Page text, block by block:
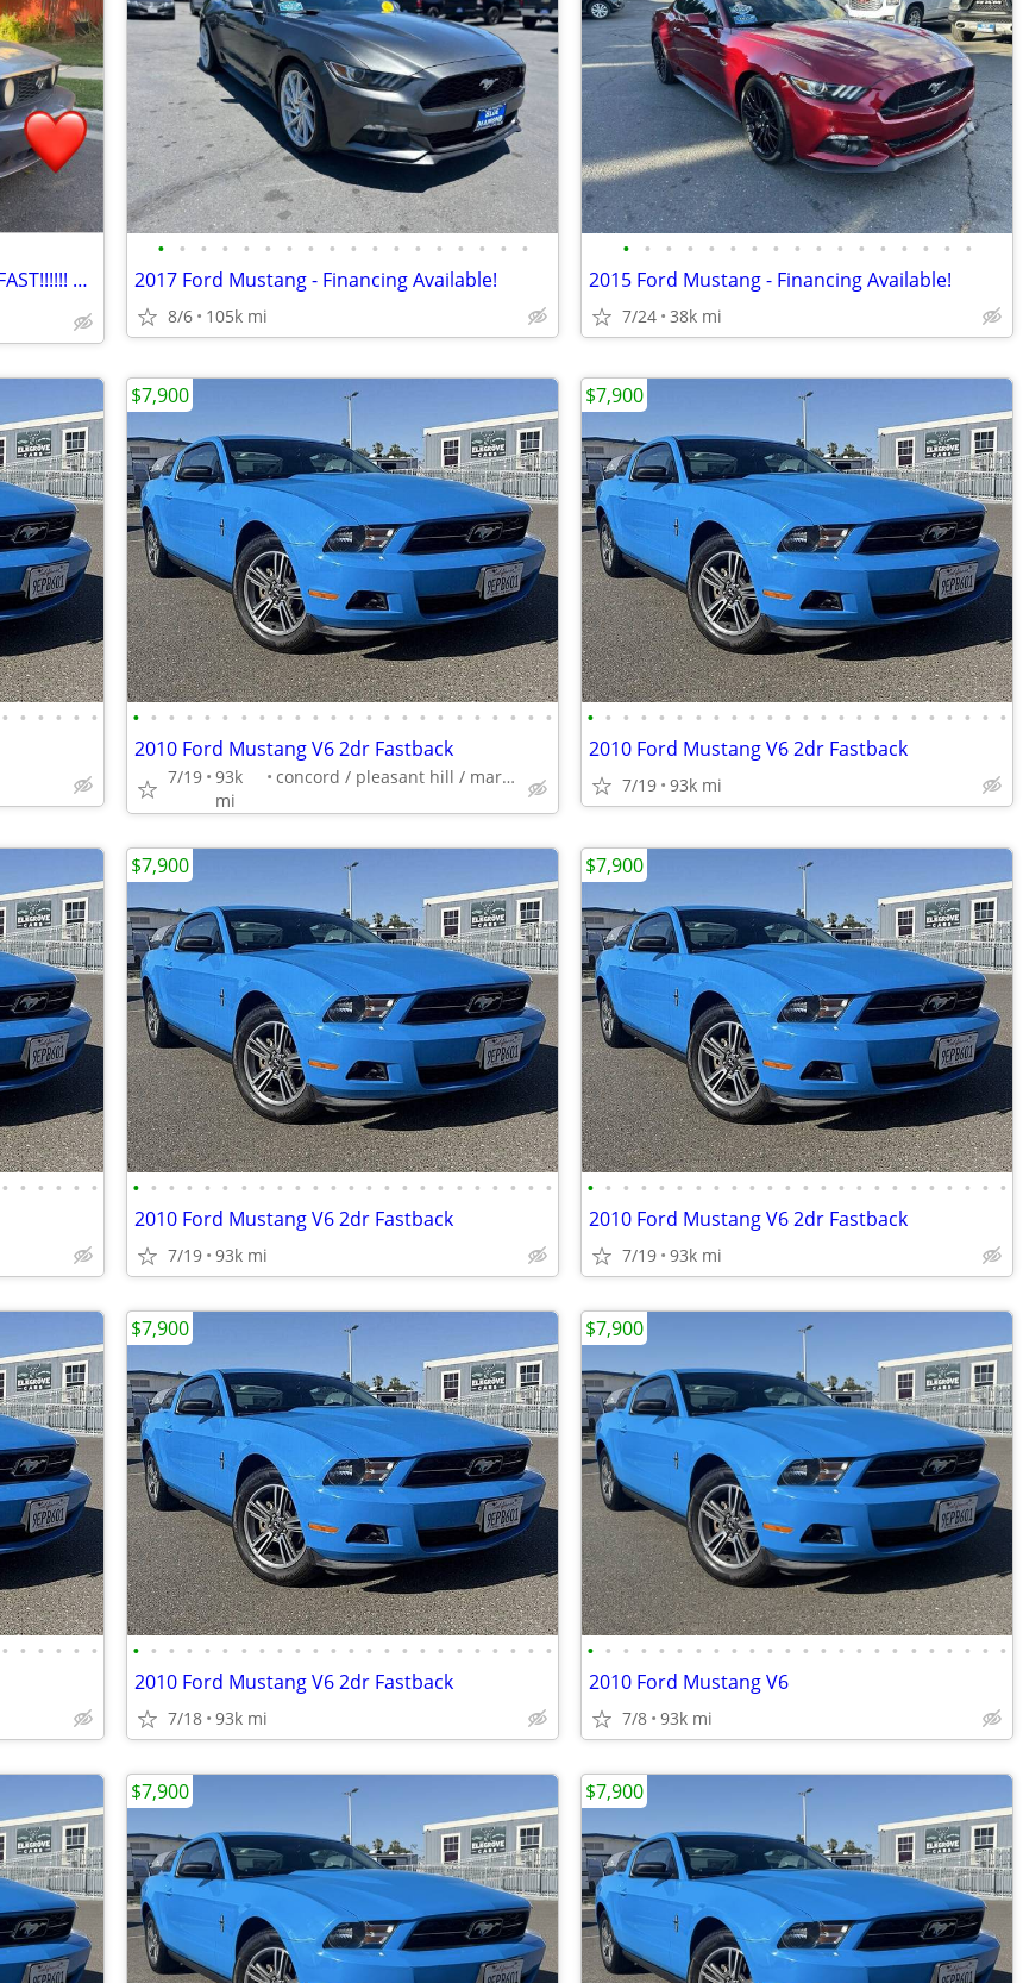
2006 Ford Mustang GT *🇺🇸❤️V8!!! FAST!!!!!! Clean!!!!!
• • • • • • • • • • • • • • • • • •
2017 Ford Mustang - Financing Available!
8/6 105k mi
• • • • • • • • • • • • • • • • •
2015 Ford Mustang - Financing Available!
7/24 38k mi
• • • • • • • • • • • • • • • • • • • • • • • • • • • • • •
2010 Ford Mustang V6 2dr Fastback
7/19 93k
mi
concord / pleasant hill / martinez
$7,900
• • • • • • • • • • • • • • • • • • • • • • • •
2010 Ford Mustang V6 2dr Fastback
7/19 93k mi
$7,900
• • • • • • • • • • • • • • • • • • • • • • • • • • • • • •
2010 Ford Mustang V6 2dr Fastback
7/19 93k mi
$7,900
• • • • • • • • • • • • • • • • • • • • • • • •
2010 Ford Mustang V6 2dr Fastback
7/19 93k mi
$7,900
• • • • • • • • • • • • • • • • • • • • • • • • • • • • • •
2010 Ford Mustang V6 2dr Fastback
7/18 93k mi
$7,900
• • • • • • • • • • • • • • • • • • • • • • • •
2010 Ford Mustang V6
7/8 93k mi
$7,900
$7,900 $7,900